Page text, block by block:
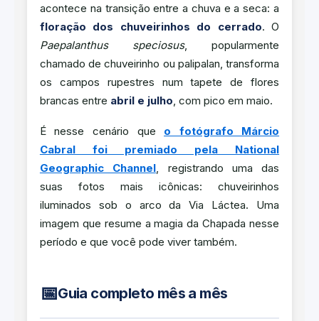
acontece na transição entre a chuva e a seca: a
floração dos chuveirinhos do cerrado. O
Paepalanthus speciosus, popularmente
chamado de chuveirinho ou palipalan, transforma
os campos rupestres num tapete de flores
brancas entre abril e julho , com pico em maio.
É nesse cenário que o fotógrafo Márcio
Cabral foi premiado pela National
Geographic Channel, registrando uma das
suas fotos mais icônicas: chuveirinhos
iluminados sob o arco da Via Láctea. Uma
imagem que resume a magia da Chapada nesse
período e que você pode viver também.
📅Guia completo mês a mês